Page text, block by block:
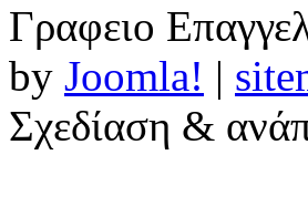
Γραφειο
by Joomla! |
Σχεδίαση &